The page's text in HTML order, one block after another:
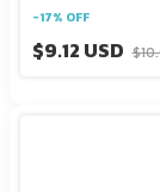
-17% OFF
$9.12 USD